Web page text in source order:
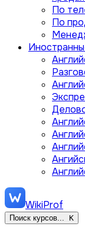
По
По
WikiProf
Поиск курсов... K